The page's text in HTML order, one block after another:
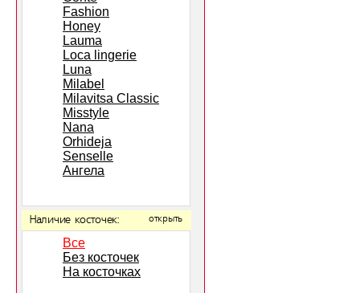
Fashion
Honey
Lauma
Loca lingerie
Luna
Milabel
Milavitsa Classic
Misstyle
Nana
Orhideja
Senselle
Ангела
Наличие косточек: открыть
Все
Без косточек
На косточках